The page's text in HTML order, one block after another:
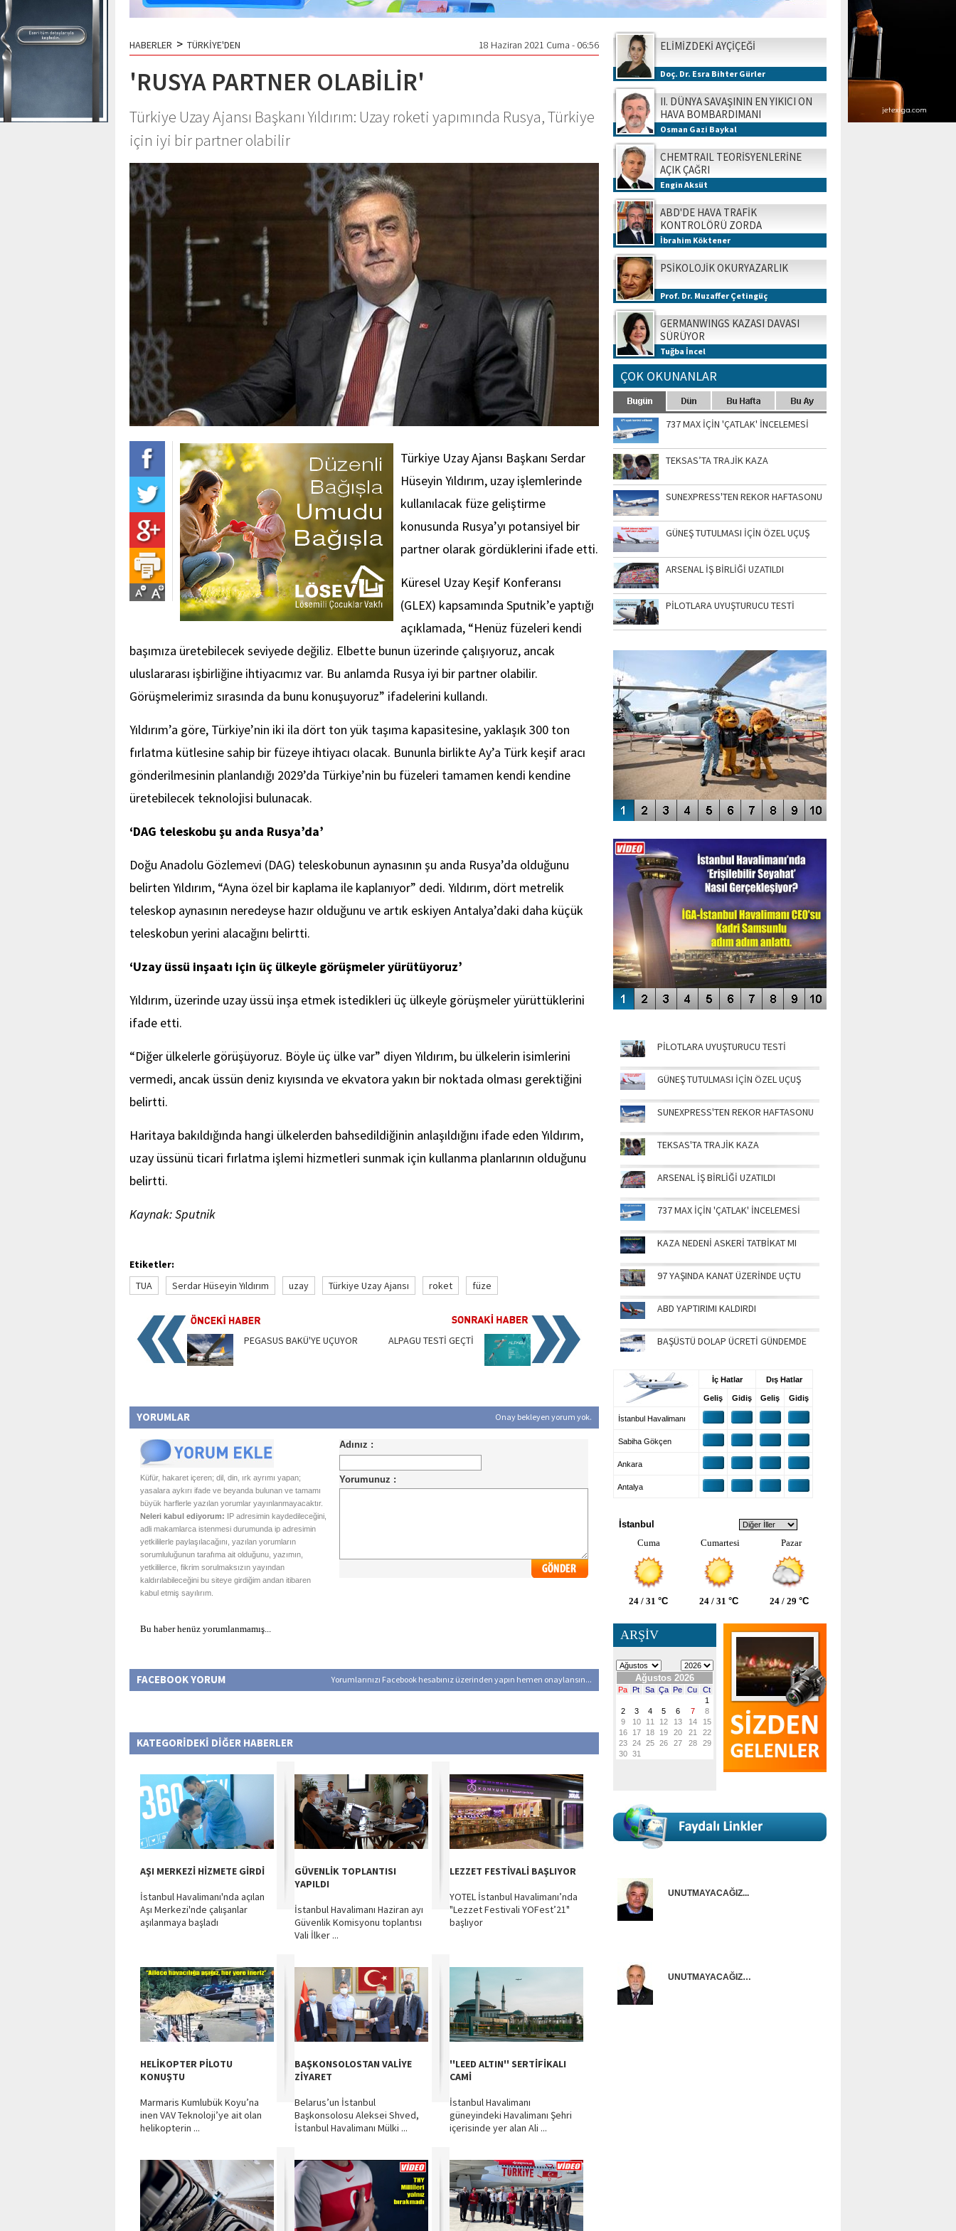
HABERLER > TÜRKİYE'DEN 18 Haziran 2021 Cuma - 06:56
'RUSYA PARTNER OLABİLİR'
Türkiye Uzay Ajansı Başkanı Yıldırım: Uzay roketi yapımında Rusya, Türkiye
için iyi bir partner olabilir
Türkiye Uzay Ajansı Başkanı Serdar
Hüseyin Yıldırım, uzay işlemlerinde
kullanılacak füze geliştirme
konusunda Rusya’yı potansiyel bir
partner olarak gördüklerini ifade etti.
Küresel Uzay Keşif Konferansı
(GLEX) kapsamında Sputnik’e yaptığı
açıklamada, “Henüz füzeleri kendi
başımıza üretebilecek seviyede değiliz. Elbette bunun üzerinde çalışıyoruz, ancak
uluslararası işbirliğine ihtiyacımız var. Bu anlamda Rusya iyi bir partner olabilir.
Görüşmelerimiz sırasında da bunu konuşuyoruz” ifadelerini kullandı.
Yıldırım’a göre, Türkiye’nin iki ila dört ton yük taşıma kapasitesine, yaklaşık 300 ton
fırlatma kütlesine sahip bir füzeye ihtiyacı olacak. Bununla birlikte Ay’a Türk keşif aracı
gönderilmesinin planlandığı 2029’da Türkiye’nin bu füzeleri tamamen kendi kendine
üretebilecek teknolojisi bulunacak.
‘DAG teleskobu şu anda Rusya’da’
Doğu Anadolu Gözlemevi (DAG) teleskobunun aynasının şu anda Rusya’da olduğunu
belirten Yıldırım, “Ayna özel bir kaplama ile kaplanıyor” dedi. Yıldırım, dört metrelik
teleskop aynasının neredeyse hazır olduğunu ve artık eskiyen Antalya’daki daha küçük
teleskobun yerini alacağını belirtti.
‘Uzay üssü inşaatı için üç ülkeyle görüşmeler yürütüyoruz’
Yıldırım, üzerinde uzay üssü inşa etmek istedikleri üç ülkeyle görüşmeler yürüttüklerini
ifade etti.
“Diğer ülkelerle görüşüyoruz. Böyle üç ülke var” diyen Yıldırım, bu ülkelerin isimlerini
vermedi, ancak üssün deniz kıyısında ve ekvatora yakın bir noktada olması gerektiğini
belirtti.
Haritaya bakıldığında hangi ülkelerden bahsedildiğinin anlaşıldığını ifade eden Yıldırım,
uzay üssünü ticari fırlatma işlemi hizmetleri sunmak için kullanma planlarının olduğunu
belirtti.
Kaynak: Sputnik
Etiketler:
TUA
Serdar Hüseyin Yıldırım uzay Türkiye Uzay Ajansı roket füze
PEGASUS BAKÜ'YE UÇUYOR ALPAGU TESTİ GEÇTİ
YORUMLAR Onay bekleyen yorum yok.
Küfür, hakaret içeren; dil, din, ırk ayrımı yapan;
yasalara aykırı ifade ve beyanda bulunan ve tamamı
büyük harflerle yazılan yorumlar yayınlanmayacaktır.
Neleri kabul ediyorum: IP adresimin kaydedileceğini,
adli makamlarca istenmesi durumunda ip adresimin
yetkililerle paylaşılacağını, yazılan yorumların
sorumluluğunun tarafıma ait olduğunu, yazımın,
yetkililerce, fikrim sorulmaksızın yayından
kaldırılabileceğini bu siteye girdiğim andan itibaren
kabul etmiş sayılırım.
Bu haber henüz yorumlanmamış...
FACEBOOK YORUM Yorumlarınızı Facebook hesabınız üzerinden yapın hemen onaylansın...
KATEGORİDEKİ DİĞER HABERLER
AŞI MERKEZİ HİZMETE GİRDİ
İstanbul Havalimanı'nda açılan
Aşı Merkezi'nde çalışanlar
aşılanmaya başladı
GÜVENLİK TOPLANTISI
YAPILDI
İstanbul Havalimanı Haziran ayı
Güvenlik Komisyonu toplantısı
Vali İlker ...
LEZZET FESTİVALİ BAŞLIYOR
YOTEL İstanbul Havalimanı’nda
"Lezzet Festivali YOFest’21"
başlıyor
HELİKOPTER PİLOTU
KONUŞTU
Marmaris Kumlubük Koyu’na
inen VAV Teknoloji’ye ait olan
helikopterin ...
BAŞKONSOLOSTAN VALİYE
ZİYARET
Belarus’un İstanbul
Başkonsolosu Aleksei Shved,
İstanbul Havalimanı Mülki ...
''LEED ALTIN'' SERTİFİKALI
CAMİ
İstanbul Havalimanı
güneyindeki Havalimanı Şehri
içerisinde yer alan Ali ...
ELİMİZDEKİ AYÇİÇEĞİ
Doç. Dr. Esra Bihter Gürler
II. DÜNYA SAVAŞININ EN YIKICI ON
HAVA BOMBARDIMANI
Osman Gazi Baykal
CHEMTRAIL TEORİSYENLERİNE
AÇIK ÇAĞRI
Engin Aksüt
ABD'DE HAVA TRAFİK
KONTROLÖRÜ ZORDA
İbrahim Köktener
PSİKOLOJİK OKURYAZARLIK
Prof. Dr. Muzaffer Çetingüç
GERMANWINGS KAZASI DAVASI
SÜRÜYOR
Tuğba İncel
ÇOK OKUNANLAR
737 MAX İÇİN 'ÇATLAK' İNCELEMESİ
TEKSAS’TA TRAJİK KAZA
SUNEXPRESS'TEN REKOR HAFTASONU
GÜNEŞ TUTULMASI İÇİN ÖZEL UÇUŞ
ARSENAL İŞ BİRLİĞİ UZATILDI
PİLOTLARA UYUŞTURUCU TESTİ
SİNGAPUR AIRSHOW-2020
ENGELLERİN AŞILDIĞI HAVALİMANI
PİLOTLARA UYUŞTURUCU TESTİ
GÜNEŞ TUTULMASI İÇİN ÖZEL UÇUŞ
SUNEXPRESS'TEN REKOR HAFTASONU
TEKSAS'TA TRAJİK KAZA
ARSENAL İŞ BİRLİĞİ UZATILDI
737 MAX İÇİN 'ÇATLAK' İNCELEMESİ
KAZA NEDENİ ASKERİ TATBİKAT MI
97 YAŞINDA KANAT ÜZERİNDE UÇTU
ABD YAPTIRIMI KALDIRDI
BAŞÜSTÜ DOLAP ÜCRETİ GÜNDEMDE
İç Hatlar Dış Hatlar
Geliş Gidiş Geliş Gidiş
İstanbul Havalimanı
Sabiha Gökçen
Ankara
Antalya
İstanbul
Cuma
Cumartesi Pazar
24 / 31 °C 24 / 31 °C 24 / 29 °C
ARŞİV
UNUTMAYACAĞIZ...
UNUTMAYACAĞIZ…